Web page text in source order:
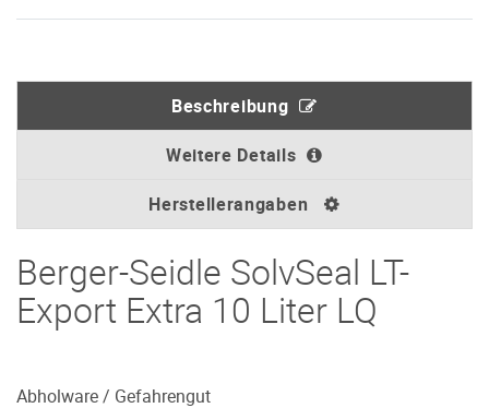
Beschreibung
Weitere Details
Herstellerangaben
Berger-Seidle SolvSeal LT-
Export Extra 10 Liter LQ
Abholware / Gefahrengut